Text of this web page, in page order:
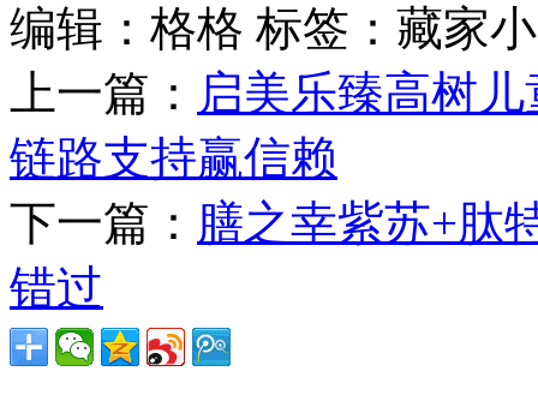
编辑：格格 标签：藏家
上一篇： 启美乐臻高树
链路支持赢信赖
下一篇： 膳之幸紫苏+肽
错过